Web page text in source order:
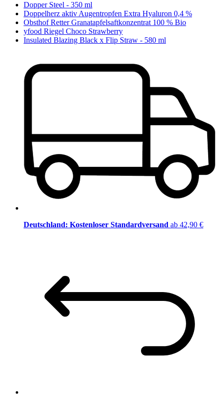
Dopper Steel - 350 ml
Doppelherz aktiv Augentropfen Extra Hyaluron 0,4 %
Obsthof Retter Granatapfelsaftkonzentrat 100 % Bio
yfood Riegel Choco Strawberry
Insulated Blazing Black x Flip Straw - 580 ml
Deutschland: Kostenloser Standardversand ab 42,90 €